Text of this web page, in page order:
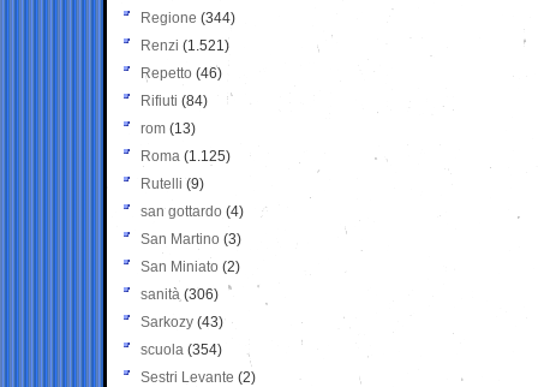
Regione (344)
Renzi (1.521)
Repetto (46)
Rifiuti (84)
rom (13)
Roma (1.125)
Rutelli (9)
san gottardo (4)
San Martino (3)
San Miniato (2)
sanità (306)
Sarkozy (43)
scuola (354)
Sestri Levante (2)